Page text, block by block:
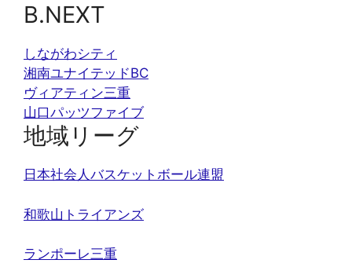
B.NEXT
しながわシティ
湘南ユナイテッドBC
ヴィアティン三重
山口パッツファイブ
地域リーグ
日本社会人バスケットボール連盟
和歌山トライアンズ
ランポーレ三重